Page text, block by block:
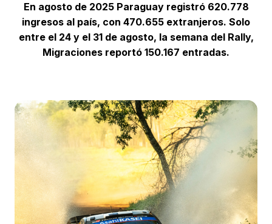
En agosto de 2025 Paraguay registró 620.778
ingresos al país, con 470.655 extranjeros. Solo
entre el 24 y el 31 de agosto, la semana del Rally,
Migraciones reportó 150.167 entradas.